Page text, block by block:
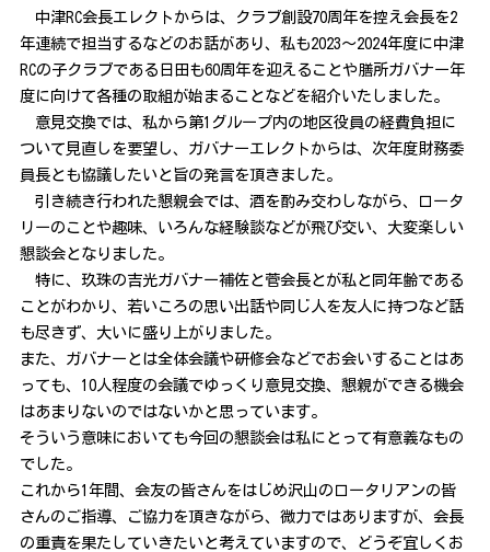
中津RC会長エレクトからは、クラブ創設70周年を控え会長を2
年連続で担当するなどのお話があり、私も2023～2024年度に中津
RCの子クラブである日田も60周年を迎えることや膳所ガバナー年
度に向けて各種の取組が始まることなどを紹介いたしました。
意見交換では、私から第1グループ内の地区役員の経費負担に
ついて見直しを要望し、ガバナーエレクトからは、次年度財務委
員長とも協議したいと旨の発言を頂きました。
引き続き行われた懇親会では、酒を酌み交わしながら、ロータ
リーのことや趣味、いろんな経験談などが飛び交い、大変楽しい
懇談会となりました。
特に、玖珠の吉光ガバナー補佐と菅会長とが私と同年齢である
ことがわかり、若いころの思い出話や同じ人を友人に持つなど話
も尽きず、大いに盛り上がりました。
また、ガバナーとは全体会議や研修会などでお会いすることはあ
っても、10人程度の会議でゆっくり意見交換、懇親ができる機会
はあまりないのではないかと思っています。
そういう意味においても今回の懇談会は私にとって有意義なもの
でした。
これから1年間、会友の皆さんをはじめ沢山のロータリアンの皆
さんのご指導、ご協力を頂きながら、微力ではありますが、会長
の重責を果たしていきたいと考えていますので、どうぞ宜しくお